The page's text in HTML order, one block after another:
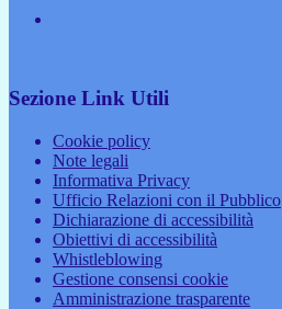
Sezione Link Utili
Cookie policy
Note legali
Informativa Privacy
Ufficio Relazioni con il Pubblico
Dichiarazione di accessibilità
Obiettivi di accessibilità
Whistleblowing
Gestione consensi cookie
Amministrazione trasparente